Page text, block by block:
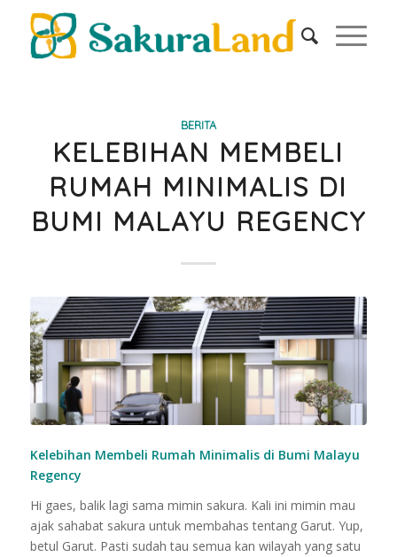
BERITA
KELEBIHAN MEMBELI
RUMAH MINIMALIS DI
BUMI MALAYU REGENCY
Kelebihan Membeli Rumah Minimalis di Bumi Malayu
Regency
Hi gaes, balik lagi sama mimin sakura. Kali ini mimin mau
ajak sahabat sakura untuk membahas tentang Garut. Yup,
betul Garut. Pasti sudah tau semua kan wilayah yang satu